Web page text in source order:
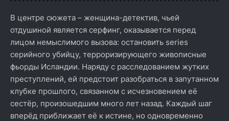
В центре сюжета – женщина-детектив, чьей
отдушиной является серфинг, оказывается перед
лицом немыслимого вызова: остановить series
серийного убийцу, терроризирующего живописные
фьорды Исландии. Наряду с расследованием жутких
преступлений, ей предстоит разобраться в запутанном
клубке прошлого, связанном с исчезновением её
сестёр, произошедшим много лет назад. Каждый шаг
вперёд приближает её к истине, но одновременно